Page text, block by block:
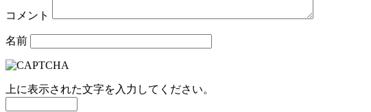
コメント
名前
上に表示された文字を入力してください。